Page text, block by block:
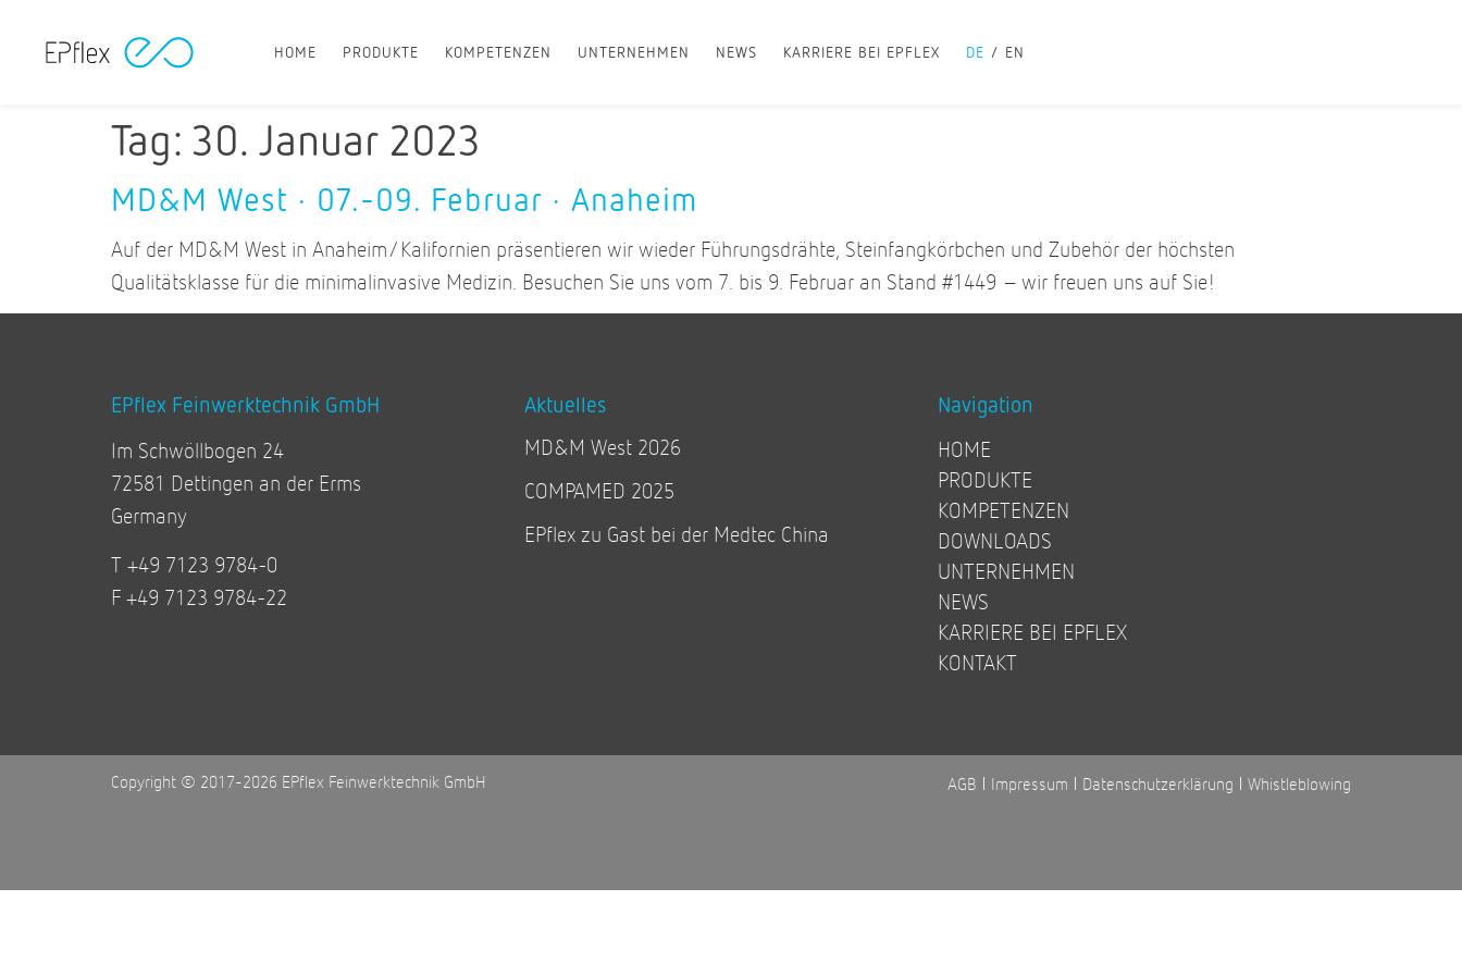
HOME PRODUKTE KOMPETENZEN UNTERNEHMEN NEWS KARRIERE BEI EPFLEX DE EN
Tag: 30. Januar 2023
MD&M West · 07.-09. Februar · Anaheim
Auf der MD&M West in Anaheim/Kalifornien präsentieren wir wieder Führungsdrähte, Steinfangkörbchen und Zubehör der höchsten
Qualitätsklasse für die minimalinvasive Medizin. Besuchen Sie uns vom 7. bis 9. Februar an Stand #1449 – wir freuen uns auf Sie!
EPflex Feinwerktechnik GmbH
Im Schwöllbogen 24
72581 Dettingen an der Erms
Germany
T +49 7123 9784-0
F +49 7123 9784-22
Aktuelles
MD&M West 2026
COMPAMED 2025
EPflex zu Gast bei der Medtec China
Navigation
HOME
PRODUKTE
KOMPETENZEN
DOWNLOADS
UNTERNEHMEN
NEWS
KARRIERE BEI EPFLEX
KONTAKT
Copyright © 2017-2026 EPflex Feinwerktechnik GmbH AGB Impressum Datenschutzerklärung Whistleblowing